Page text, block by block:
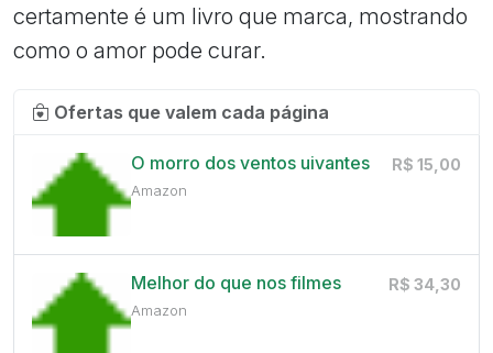
certamente é um livro que marca, mostrando
como o amor pode curar.
Ofertas que valem cada página
O morro dos ventos uivantes
Amazon
R$ 15,00
Melhor do que nos filmes
Amazon
R$ 34,30